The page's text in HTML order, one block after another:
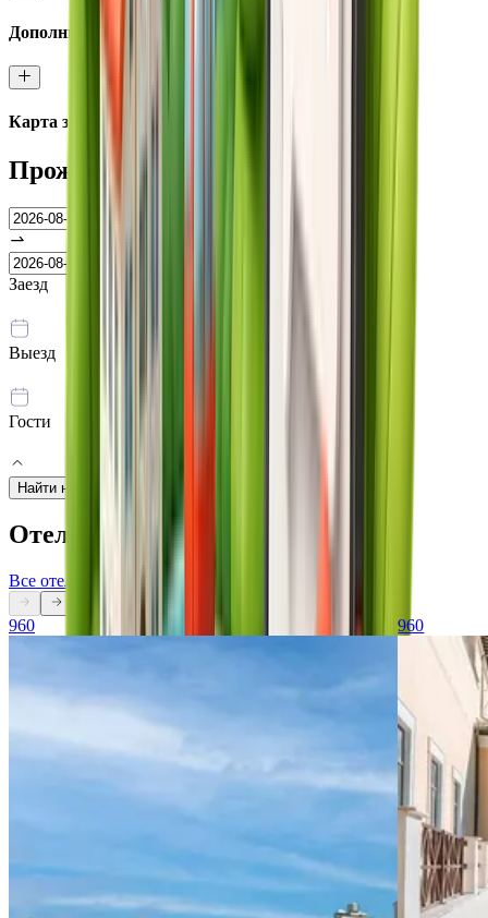
Дополнительные преимущества
Карта заправок
Проживание на курорте
Заезд
Выезд
Гости
Найти номер
Отели курорта
Все отели
960 960